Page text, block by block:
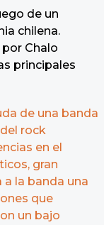
de un
chilena.
Chalo
principales
de una banda
rock
en el
gran
la banda una
que
un bajo